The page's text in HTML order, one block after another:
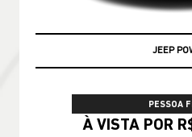
JEEP
PESSOA
À VISTA POR